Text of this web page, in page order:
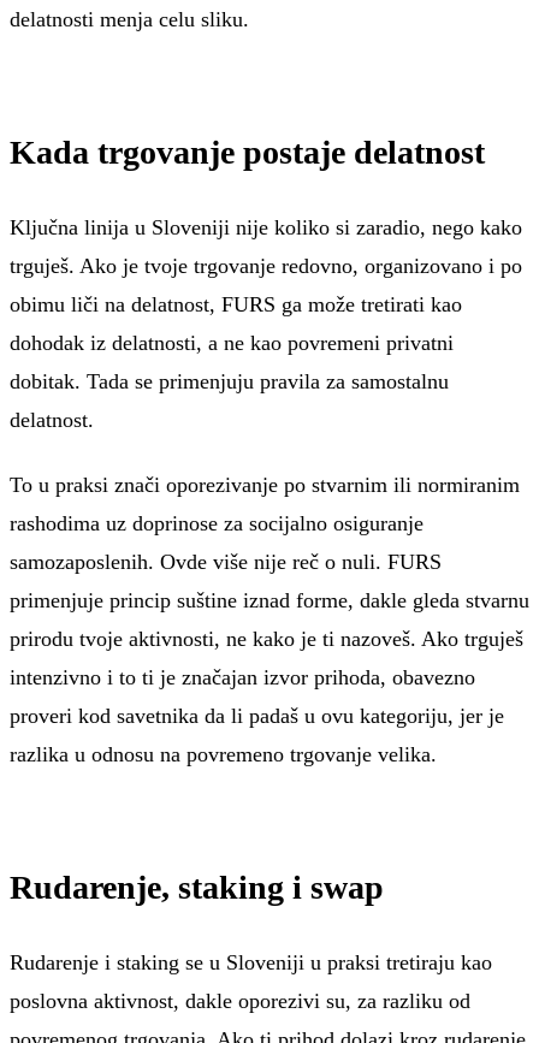
delatnosti menja celu sliku.
Kada trgovanje postaje delatnost
Ključna linija u Sloveniji nije koliko si zaradio, nego kako
trguješ. Ako je tvoje trgovanje redovno, organizovano i po
obimu liči na delatnost, FURS ga može tretirati kao
dohodak iz delatnosti, a ne kao povremeni privatni
dobitak. Tada se primenjuju pravila za samostalnu
delatnost.
To u praksi znači oporezivanje po stvarnim ili normiranim
rashodima uz doprinose za socijalno osiguranje
samozaposlenih. Ovde više nije reč o nuli. FURS
primenjuje princip suštine iznad forme, dakle gleda stvarnu
prirodu tvoje aktivnosti, ne kako je ti nazoveš. Ako trguješ
intenzivno i to ti je značajan izvor prihoda, obavezno
proveri kod savetnika da li padaš u ovu kategoriju, jer je
razlika u odnosu na povremeno trgovanje velika.
Rudarenje, staking i swap
Rudarenje i staking se u Sloveniji u praksi tretiraju kao
poslovna aktivnost, dakle oporezivi su, za razliku od